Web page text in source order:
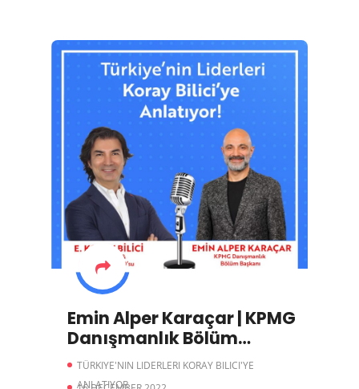
Emin Alper Karaçar | KPMG
Danışmanlık Bölüm
Başkanı
TÜRKIYE'NIN LIDERLERI KORAY BILICI'YE
ANLATIYOR